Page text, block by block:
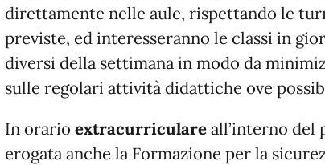
direttamente nelle aule, rispettando le
previste, ed interesseranno le classi in
diversi della settimana in modo da
sulle regolari attività didattiche ove
In orario extracurriculareall’interno del
erogata anche la Formazione per la